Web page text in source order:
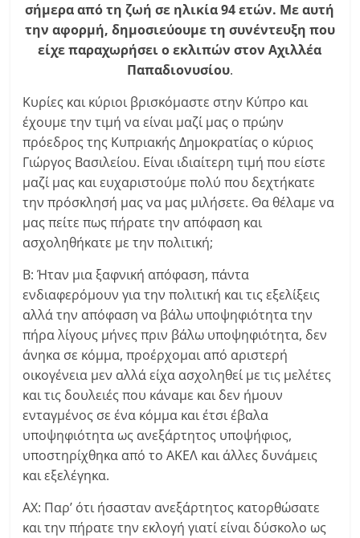
σήμερα από τη ζωή σε ηλικία 94 ετών. Με αυτή
την αφορμή, δημοσιεύουμε τη συνέντευξη που
είχε παραχωρήσει ο εκλιπών στον Αχιλλέα
Παπαδιονυσίου.
Κυρίες και κύριοι βρισκόμαστε στην Κύπρο και
έχουμε την τιμή να είναι μαζί μας ο πρώην
πρόεδρος της Κυπριακής Δημοκρατίας ο κύριος
Γιώργος Βασιλείου. Είναι ιδιαίτερη τιμή που είστε
μαζί μας και ευχαριστούμε πολύ που δεχτήκατε
την πρόσκλησή μας να μας μιλήσετε. Θα θέλαμε να
μας πείτε πως πήρατε την απόφαση και
ασχοληθήκατε με την πολιτική;
Β: Ήταν μια ξαφνική απόφαση, πάντα
ενδιαφερόμουν για την πολιτική και τις εξελίξεις
αλλά την απόφαση να βάλω υποψηφιότητα την
πήρα λίγους μήνες πριν βάλω υποψηφιότητα, δεν
άνηκα σε κόμμα, προέρχομαι από αριστερή
οικογένεια μεν αλλά είχα ασχοληθεί με τις μελέτες
και τις δουλειές που κάναμε και δεν ήμουν
ενταγμένος σε ένα κόμμα και έτσι έβαλα
υποψηφιότητα ως ανεξάρτητος υποψήφιος,
υποστηρίχθηκα από το ΑΚΕΛ και άλλες δυνάμεις
και εξελέγηκα.
ΑΧ: Παρ’ ότι ήσασταν ανεξάρτητος κατορθώσατε
και την πήρατε την εκλογή γιατί είναι δύσκολο ως